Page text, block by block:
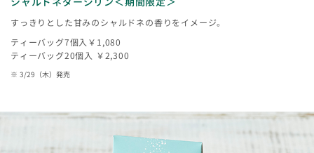
すっきりとした甘みのシャルドネの香りをイメージ。
ティーバッグ7個入￥1,080
ティーバッグ20個入 ￥2,300
3/29（木）発売